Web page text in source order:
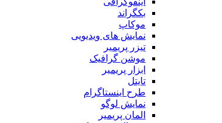
بکگراند
موکاپ
نمایش های ویدیویی
تیزر پریمیر
موشن گرافیک
ابزار پریمیر
تایتل
طرح اینستاگرام
نمایش لوگو
المان پریمیر